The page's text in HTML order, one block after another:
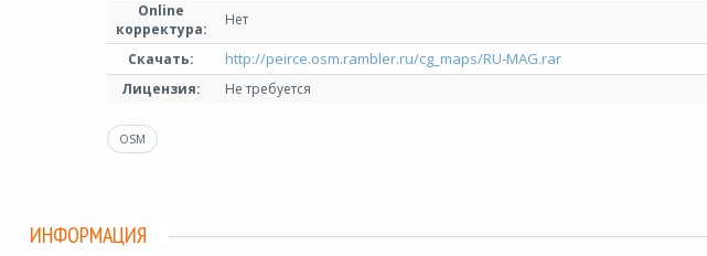
Online
корректура:
Нет
Скачать: http://peirce.osm.rambler.ru/cg_maps/RU-MAG.rar
Лицензия: Не требуется
OSM
ИНФОРМАЦИЯ